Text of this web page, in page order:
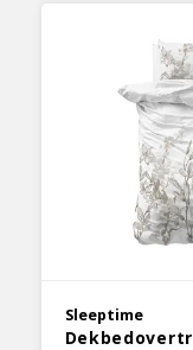
Sleeptime